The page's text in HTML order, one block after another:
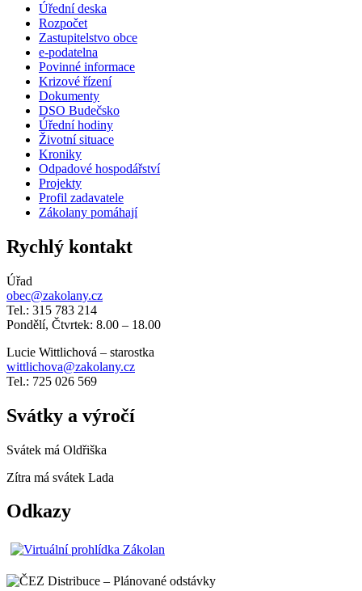
Úřední deska
Rozpočet
Zastupitelstvo obce
e-podatelna
Povinné informace
Krizové řízení
Dokumenty
DSO Budečsko
Úřední hodiny
Životní situace
Kroniky
Odpadové hospodářství
Projekty
Profil zadavatele
Zákolany pomáhají
Rychlý kontakt
Úřad
obec@zakolany.cz
Tel.: 315 783 214
Pondělí, Čtvrtek: 8.00 – 18.00
Lucie Wittlichová – starostka
wittlichova@zakolany.cz
Tel.: 725 026 569
Svátky a výročí
Svátek má Oldřiška
Zítra má svátek Lada
Odkazy